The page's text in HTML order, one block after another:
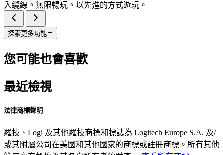
入纜線。無限暢玩。以先進的方式遊玩。
探索更多功能
您可能也會喜歡
最近檢視
法律商標聲明
羅技、Logi 及其他羅技商標和標誌為 Logitech Europe S.A. 及/
或其附屬公司在美國和其他國家的商標或註冊商標。所有其他